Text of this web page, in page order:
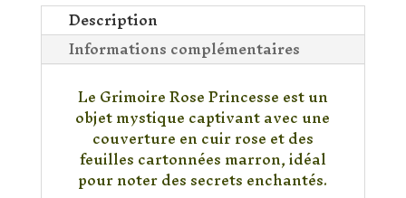
Princesse
Description
Informations complémentaires
Le Grimoire Rose Princesse est un
objet mystique captivant avec une
couverture en cuir rose et des
feuilles cartonnées marron, idéal
pour noter des secrets enchantés.